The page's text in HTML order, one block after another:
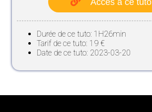
Accès à ce tuto
Durée de ce tuto: 1H26min
Tarif de ce tuto: 19 €
Date de ce tuto: 2023-03-20